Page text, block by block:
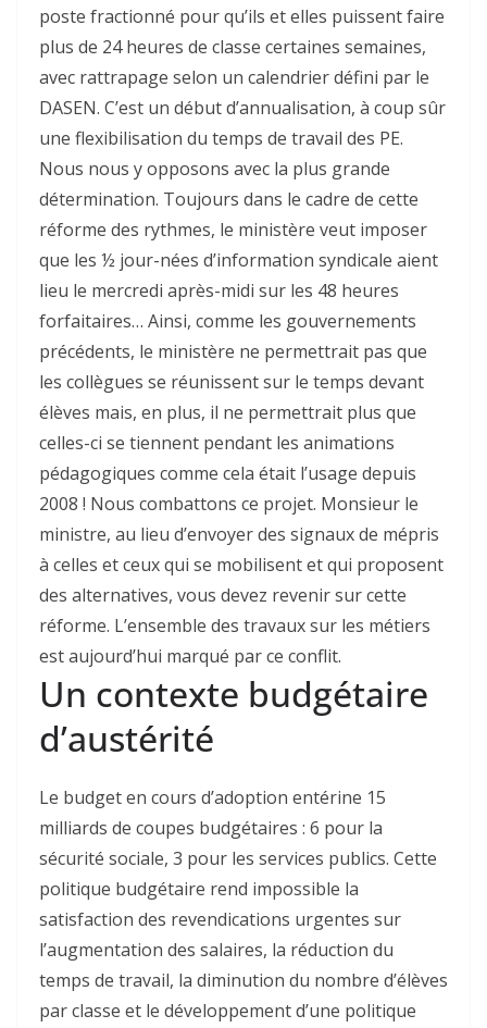
poste fractionné pour qu’ils et elles puissent faire
plus de 24 heures de classe certaines semaines,
avec rattrapage selon un calendrier défini par le
DASEN. C’est un début d’annualisation, à coup sûr
une flexibilisation du temps de travail des PE.
Nous nous y opposons avec la plus grande
détermination. Toujours dans le cadre de cette
réforme des rythmes, le ministère veut imposer
que les ½ jour-nées d’information syndicale aient
lieu le mercredi après-midi sur les 48 heures
forfaitaires… Ainsi, comme les gouvernements
précédents, le ministère ne permettrait pas que
les collègues se réunissent sur le temps devant
élèves mais, en plus, il ne permettrait plus que
celles-ci se tiennent pendant les animations
pédagogiques comme cela était l’usage depuis
2008 ! Nous combattons ce projet. Monsieur le
ministre, au lieu d’envoyer des signaux de mépris
à celles et ceux qui se mobilisent et qui proposent
des alternatives, vous devez revenir sur cette
réforme. L’ensemble des travaux sur les métiers
est aujourd’hui marqué par ce conflit.
Un contexte budgétaire
d’austérité
Le budget en cours d’adoption entérine 15
milliards de coupes budgétaires : 6 pour la
sécurité sociale, 3 pour les services publics. Cette
politique budgétaire rend impossible la
satisfaction des revendications urgentes sur
l’augmentation des salaires, la réduction du
temps de travail, la diminution du nombre d’élèves
par classe et le développement d’une politique